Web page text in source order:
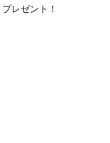
レゼント！